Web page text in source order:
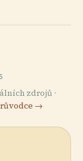
zdrojů ·
→